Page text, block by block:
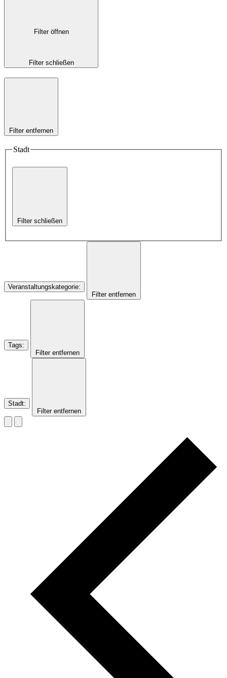
Filter öffnen
Filter schließen
Filter entfernen
Stadt
Filter schließen
Veranstaltungskategorie:
Filter entfernen
Tags:
Filter entfernen
Stadt:
Filter entfernen